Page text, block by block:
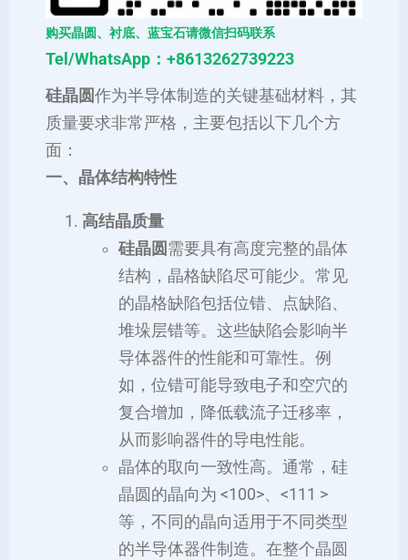
购买晶圆、衬底、蓝宝石请微信扫码联系
Tel/WhatsApp：+8613262739223
硅晶圆作为半导体制造的关键基础材料，其
质量要求非常严格，主要包括以下几个方
面：
一、晶体结构特性
高结晶质量
硅晶圆 需要具有高度完整的晶体
结构，晶格缺陷尽可能少。常见
的晶格缺陷包括位错、点缺陷、
堆垛层错等。这些缺陷会影响半
导体器件的性能和可靠性。例
如，位错可能导致电子和空穴的
复合增加，降低载流子迁移率，
从而影响器件的导电性能。
晶体的取向一致性高。通常，硅
晶圆的晶向为 <100>、<111 >
等，不同的晶向适用于不同类型
的半导体器件制造。在整个晶圆